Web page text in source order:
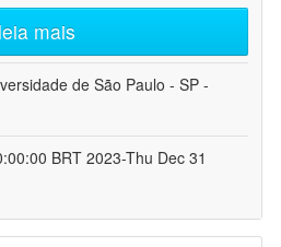
leia mais
de São Paulo - SP -
BRT 2023-Thu Dec 31